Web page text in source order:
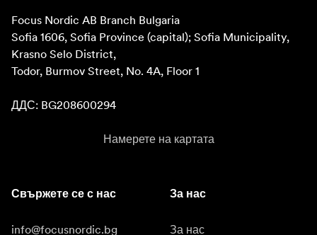
Focus Nordic AB Branch Bulgaria
Sofia 1606, Sofia Province (capital); Sofia Municipality,
Krasno Selo District,
Todor, Burmov Street, No. 4A, Floor 1
ДДС: BG208600294
Намерете на картата
Свържете се с нас
info@focusnordic.bg
За нас
За нас